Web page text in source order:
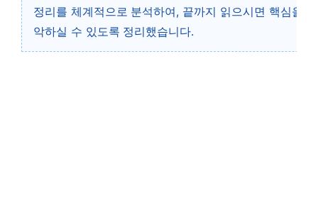
정리를 체계적으로 분석하여, 끝까지 읽으시면 핵심을
악하실 수 있도록 정리했습니다.